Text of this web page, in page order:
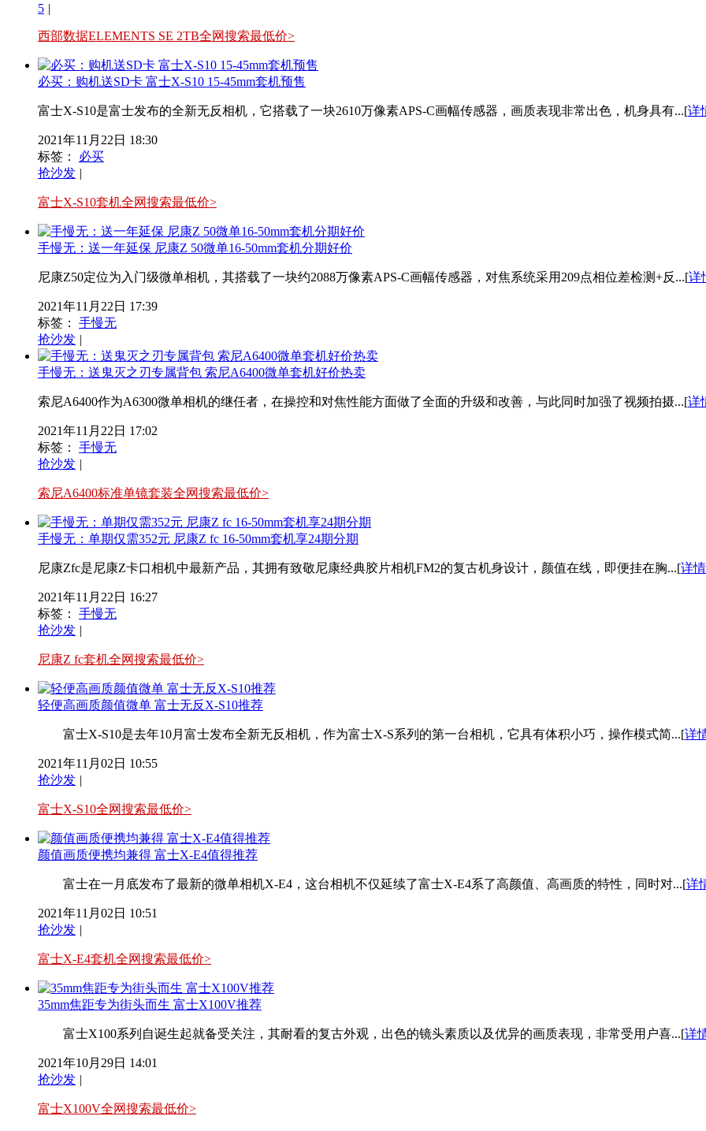
5 |
西部数据ELEMENTS SE 2TB全网搜索最低价>
必买：购机送SD卡 富士X-S10 15-45mm套机预售
富士X-S10是富士发布的全新无反相机，它搭载了一块2610万像素APS-C画幅传感器，画质表现非常出色，机身具有...[详
2021年11月22日 18:30
标签：
必买
抢沙发 |
富士X-S10套机全网搜索最低价>
手慢无：送一年延保 尼康Z 50微单16-50mm套机分期好价
尼康Z50定位为入门级微单相机，其搭载了一块约2088万像素APS-C画幅传感器，对焦系统采用209点相位差检测+反...[详
2021年11月22日 17:39
标签：
手慢无
抢沙发 |
手慢无：送鬼灭之刃专属背包 索尼A6400微单套机好价热卖
索尼A6400作为A6300微单相机的继任者，在操控和对焦性能方面做了全面的升级和改善，与此同时加强了视频拍摄...[详
2021年11月22日 17:02
标签：
手慢无
抢沙发 |
索尼A6400标准单镜套装全网搜索最低价>
手慢无：单期仅需352元 尼康Z fc 16-50mm套机享24期分期
尼康Zfc是尼康Z卡口相机中最新产品，其拥有致敬尼康经典胶片相机FM2的复古机身设计，颜值在线，即便挂在胸...[详情
2021年11月22日 16:27
标签：
手慢无
抢沙发 |
尼康Z fc套机全网搜索最低价>
轻便高画质颜值微单 富士无反X-S10推荐
富士X-S10是去年10月富士发布全新无反相机，作为富士X-S系列的第一台相机，它具有体积小巧，操作模式简...[详
2021年11月02日 10:55
抢沙发 |
富士X-S10全网搜索最低价>
颜值画质便携均兼得 富士X-E4值得推荐
富士在一月底发布了最新的微单相机X-E4，这台相机不仅延续了富士X-E4系了高颜值、高画质的特性，同时对...[详
2021年11月02日 10:51
抢沙发 |
富士X-E4套机全网搜索最低价>
35mm焦距专为街头而生 富士X100V推荐
富士X100系列自诞生起就备受关注，其耐看的复古外观，出色的镜头素质以及优异的画质表现，非常受用户喜...[详
2021年10月29日 14:01
抢沙发 |
富士X100V全网搜索最低价>